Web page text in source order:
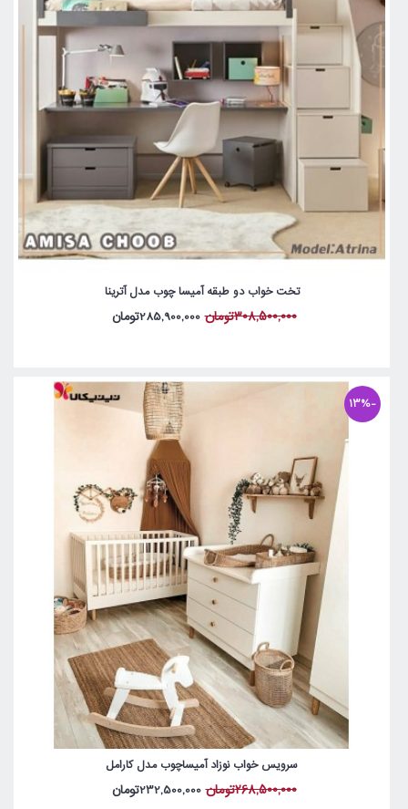
تخت خواب دو طبقه آمیسا چوب مدل آترینا
308,500,000تومان 285,900,000تومان
-13%
سرویس خواب نوزاد آمیساچوب مدل کارامل
268,500,000تومان 232,500,000تومان